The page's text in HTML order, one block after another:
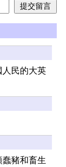
民的大英
豬和畜生